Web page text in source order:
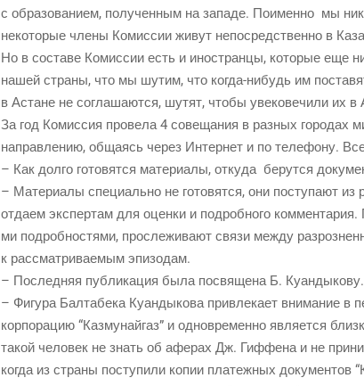
с обра­зо­ва­ни­ем, полу­чен­ным на запа­де. Поимен­но мы
неко­то­рые чле­ны Комис­сии живут непо­сред­ствен­но в
Но в соста­ве Комис­сии есть и ино­стран­цы, кото­рые еще
нашей стра­ны, что мы шутим, что когда-нибудь им
в Астане не согла­ша­ют­ся, шутят, что­бы уве­ко­ве­чи­ли их в
За год Комис­сия про­ве­ла 4 сове­ща­ния в раз­ных
направ­ле­нию, обща­ясь через Интер­нет и по теле­фо­ну.
– Как дол­го гото­вят­ся мате­ри­а­лы, отку­да берут­ся
– Мате­ри­а­лы спе­ци­аль­но не гото­вят­ся, они посту­па­ют
отда­ем экс­пер­там для оцен­ки и подроб­но­го
ми подроб­но­стя­ми, про­сле­жи­ва­ют свя­зи меж­ду
к рас­смат­ри­ва­е­мым эпизодам.
– Послед­няя пуб­ли­ка­ция была посвя­ще­на Б.
– Фигу­ра Бал­та­бе­ка Куан­ды­ко­ва при­вле­ка­ет вни­ма­ние в
кор­по­ра­цию “Каз­му­най­газ” и одно­вре­мен­но явля­ет­ся
такой чело­век не знать об афе­рах Дж. Гиф­фе­на и не
когда из стра­ны посту­пи­ли копии пла­теж­ных доку­мен­тов